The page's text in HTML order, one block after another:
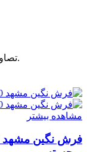
تصاویر را در اینجا رها کنید و یا برای آپلود کلیک کنید.
مشاهده بیشتر